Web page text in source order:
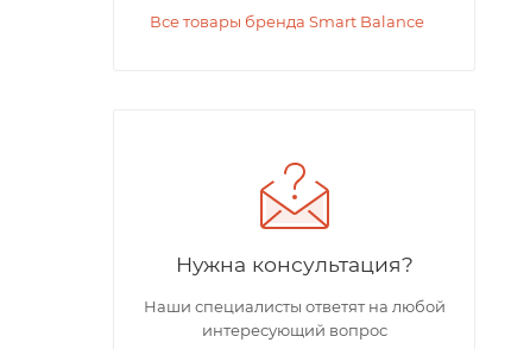
Все товары бренда Smart Balance
Нужна консультация?
Наши специалисты ответят на любой
интересующий вопрос